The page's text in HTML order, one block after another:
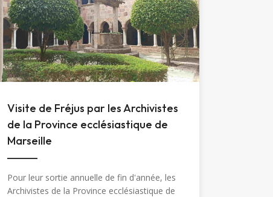
Visite de Fréjus par les Archivistes
de la Province ecclésiastique de
Marseille
Pour leur sortie annuelle de fin d'année, les
Archivistes de la Province ecclésiastique de